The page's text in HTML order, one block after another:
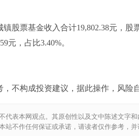
股票基金收入合计19,802.38元，股
元，占比3.40%。
不构成投资建议，据此操作，风险
代表本网观点。其原创性以及文中陈述文字
不作任何保证或承诺，请读者仅作参考，并